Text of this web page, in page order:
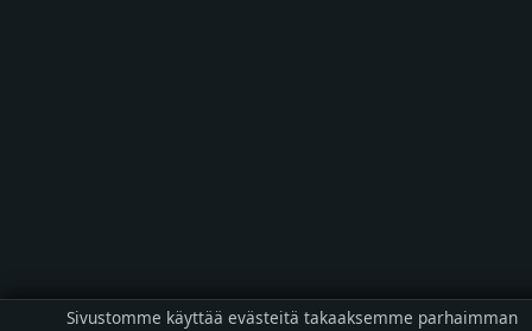
Sivustomme käyttää evästeitä takaaksemme parhaimman